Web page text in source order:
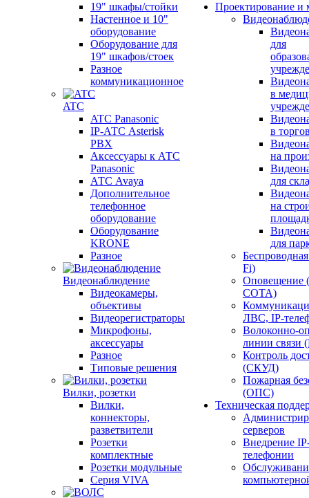
19" шкафы/стойки
Настенное и 10"
оборудование
Оборудование для
19" шкафов/стоек
Разное
коммуникационное
ATC
ATC Panasonic
IP-АТС Asterisk
PBX
Аксессуары к АТС
Panasonic
АТС Avaya
Дополнительное
телефонное
оборудование
Оборудование
KRONE
Разное
Видеонаблюдение
Видеокамеры,
объективы
Видеорегистраторы
Микрофоны,
аксессуары
Разное
Типовые решения
Вилки, розетки
Вилки,
коннекторы,
разветвители
Розетки
комплектные
Розетки модульные
Серия VIVA
Проектирование и
для
в
в
на
для
на
для
Fi)
СОТА)
ЛВС, IP-
Волоконно-
линии
Контроль
(СКУД)
Пожарная
(ОПС)
Техническая
серверов
Внедрение
телефонии